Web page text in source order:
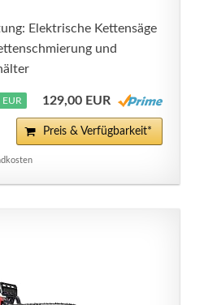
Elektrische Kettensäge
und
129,00 EUR
Preis & Verfügbarkeit*